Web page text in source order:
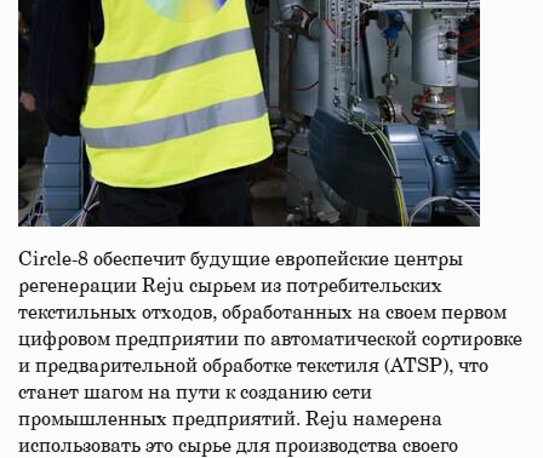
Circle-8 обеспечит будущие европейские центры
регенерации Reju сырьем из потребительских
текстильных отходов, обработанных на своем первом
цифровом предприятии по автоматической сортировке
и предварительной обработке текстиля (ATSP), что
станет шагом на пути к созданию сети
промышленных предприятий. Reju намерена
использовать это сырье для производства своего